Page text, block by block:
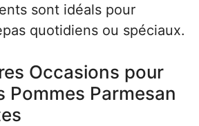
sont idéals pour
quotidiens ou spéciaux.
Occasions pour
Pommes Parmesan